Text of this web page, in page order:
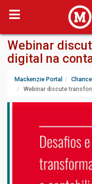
Webinar
digital na
Mackenzie Portal
Webinar discute